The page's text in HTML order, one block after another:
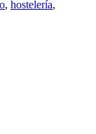
, hostelería,